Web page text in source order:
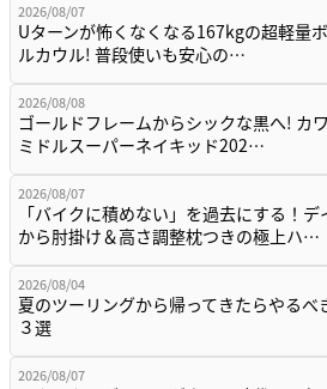
2026/08/07
Uターンが怖くなくなる167kgの超軽量
ルカウル! 普段使いも安心の…
2026/08/08
ゴールドフレームからシックな黒へ! カ
ミドルスーパーネイキッド202…
2026/08/07
「バイクに積めない」を過去にする！デ
から肘掛け＆高さ調整枕つきの極上ハ…
2026/08/04
夏のツーリングから帰ってきたらやるべ
３選
2026/08/07